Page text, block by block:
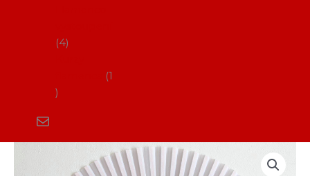
4
1